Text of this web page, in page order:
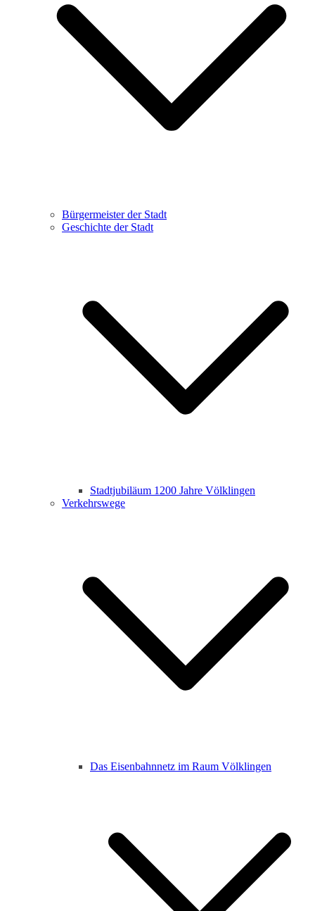
Bürgermeister der Stadt
Geschichte der Stadt
Stadtjubiläum 1200 Jahre Völklingen
Verkehrswege
Das Eisenbahnnetz im Raum Völklingen